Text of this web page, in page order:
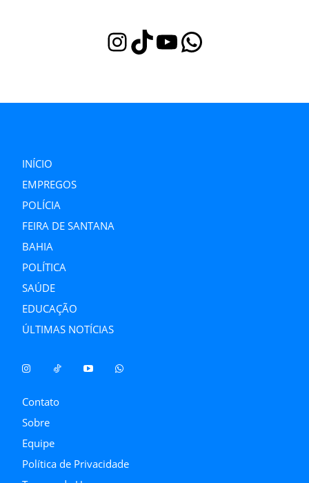
InstagramTikTok Youtube WhatsApp
INÍCIO
EMPREGOS
POLÍCIA
FEIRA DE SANTANA
BAHIA
POLÍTICA
SAÚDE
EDUCAÇÃO
ÚLTIMAS NOTÍCIAS
Contato
Sobre
Equipe
Política de Privacidade